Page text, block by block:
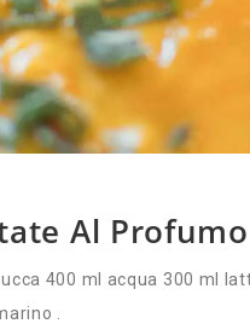
Al
zucca 400 ml acqua 300
.